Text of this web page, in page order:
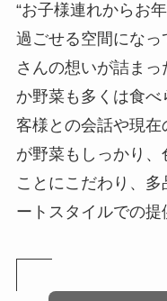
“お子様連れからお
過ごせる空間になっ
さんの想いが詰ま
か野菜も多くは食
客様との会話や現
が野菜もしっかり、
ことにこだわり、
ートスタイルでの提